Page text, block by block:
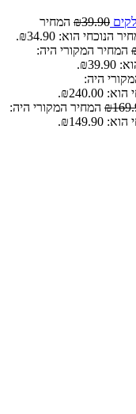
₪39.90
המחיר
הנוכחי הוא: ₪34.90.
המחיר המקורי היה:
היה:
₪ המחיר המקורי היה: